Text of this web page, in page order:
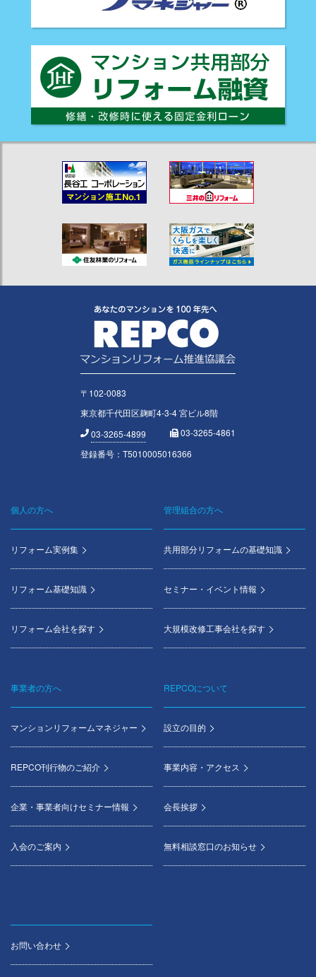
〒102-0083
東京都千代田区麹町4-3-4 宮ビル8階
03-3265-4899
03-3265-4861
登録番号：T5010005016366
Footer
menu
個人の方へ
リフォーム実例集
リフォーム基礎知識
リフォーム会社を探す
管理組合の方へ
共用部分リフォームの基礎知識
セミナー・イベント情報
大規模改修工事会社を探す
事業者の方へ
マンションリフォームマネジャー
REPCO刊行物のご紹介
企業・事業者向けセミナー情報
入会のご案内
REPCOについて
設立の目的
事業内容・アクセス
会長挨拶
無料相談窓口のお知らせ
お問い合わせ